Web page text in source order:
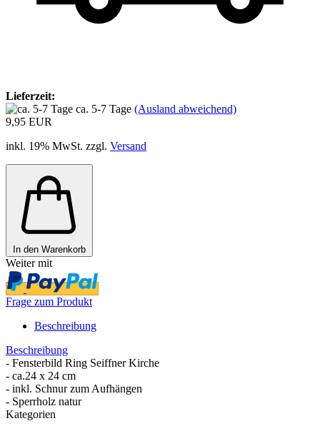
Lieferzeit:
ca. 5-7 Tage (Ausland abweichend)
9,95 EUR
inkl. 19% MwSt. zzgl. Versand
In den Warenkorb
Weiter mit
Frage zum Produkt
Beschreibung
Beschreibung
- Fensterbild Ring Seiffner Kirche
- ca.24 x 24 cm
- inkl. Schnur zum Aufhängen
- Sperrholz natur
Kategorien